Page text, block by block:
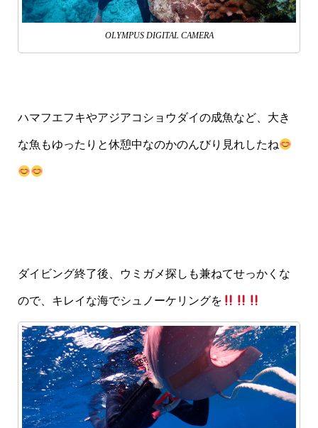
OLYMPUS DIGITAL CAMERA
ハマフエフキやアジアコショウダイの成魚など、大き
な魚もゆったりと休憩中なのかのんびり見れしたね
ダイビング終了後、ウミガメ探しも兼ねてせっかくな
ので、キレイな海でシュノーケリングを